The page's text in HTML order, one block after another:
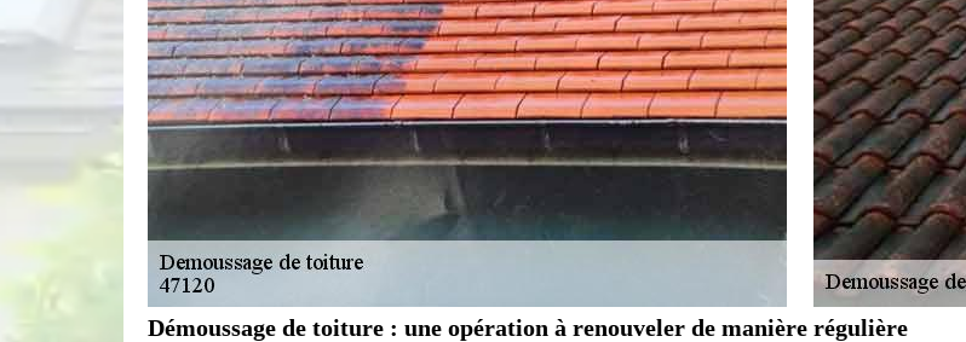
Démoussage de toiture : une opération à renouveler de manière régulière